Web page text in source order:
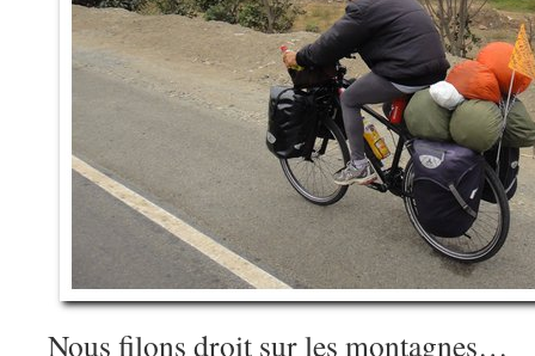
Nous filons droit sur les montagnes…